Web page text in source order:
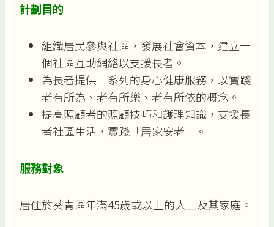
計劃目的
組織居民參與社區，發展社會資本，建立一
個社區互助網絡以支援長者。
為長者提供一系列的身心健康服務，以實踐
老有所為、老有所樂、老有所依的概念。
提高照顧者的照顧技巧和護理知識，支援長
者社區生活，實踐「居家安老」。
服務對象
居住於葵青區年滿45歲或以上的人士及其家庭。